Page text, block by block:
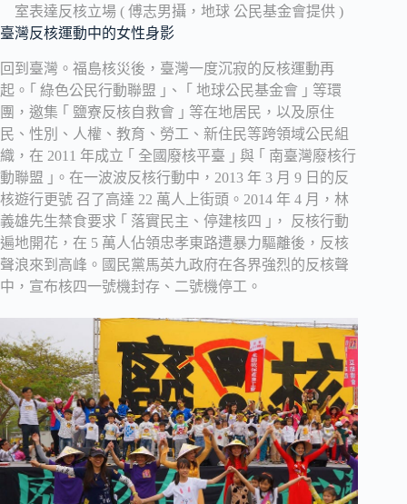
室表達反核立場 ( 傅志男攝，地球 公民基金會提供 )
臺灣反核運動中的女性身影
回到臺灣。福島核災後，臺灣一度沉寂的反核運動再
起。｢ 綠色公民行動聯盟 ｣、 ｢ 地球公民基金會 ｣ 等環
團，邀集 ｢ 鹽寮反核自救會 ｣ 等在地居民，以及原住
民、性別、人權、教育、勞工、新住民等跨領域公民組
織，在 2011 年成立 ｢ 全國廢核平臺 ｣ 與 ｢ 南臺灣廢核行
動聯盟 ｣。在一波波反核行動中，2013 年 3 月 9 日的反
核遊行更號 召了高達 22 萬人上街頭。2014 年 4 月，林
義雄先生禁食要求 ｢ 落實民主、停建核四 ｣， 反核行動
遍地開花，在 5 萬人佔領忠孝東路遭暴力驅離後，反核
聲浪來到高峰。國民黨馬英九政府在各界強烈的反核聲
中，宣布核四一號機封存、二號機停工。